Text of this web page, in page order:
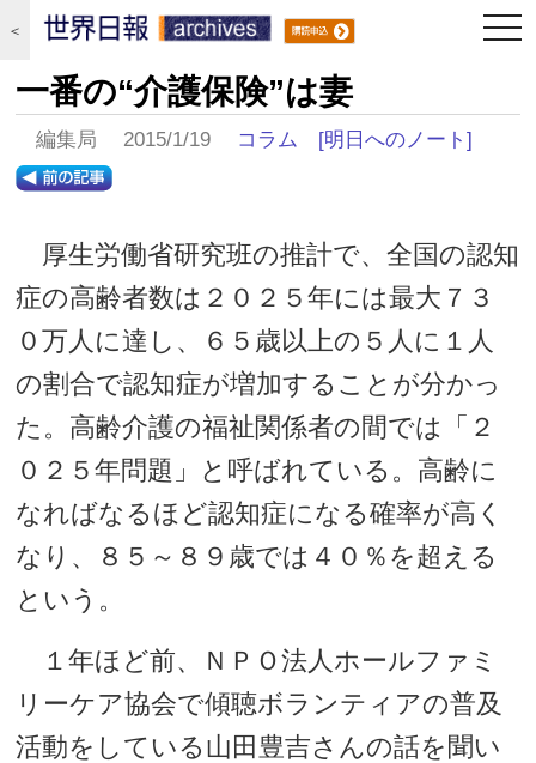
＜
一番の“介護保険”は妻
編集局 2015/1/19 コラム [明日へのノート]
厚生労働省研究班の推計で、全国の認知
症の高齢者数は２０２５年には最大７３
０万人に達し、６５歳以上の５人に１人
の割合で認知症が増加することが分かっ
た。高齢介護の福祉関係者の間では「２
０２５年問題」と呼ばれている。高齢に
なればなるほど認知症になる確率が高く
なり、８５～８９歳では４０％を超える
という。
１年ほど前、ＮＰＯ法人ホールファミ
リーケア協会で傾聴ボランティアの普及
活動をしている山田豊吉さんの話を聞い